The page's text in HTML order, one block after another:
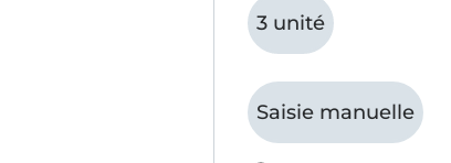
3 unité
Saisie manuelle